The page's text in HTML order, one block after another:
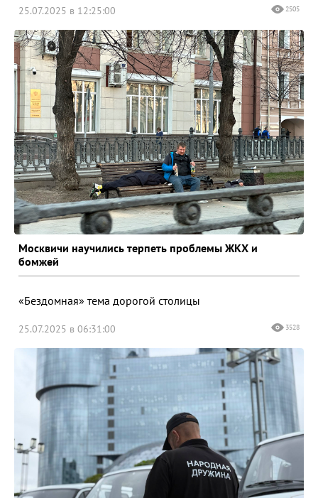
25.07.2025 в 12:25:00 2505
Москвичи научились терпеть проблемы ЖКХ и
бомжей
«Бездомная» тема дорогой столицы
25.07.2025 в 06:31:00 3528